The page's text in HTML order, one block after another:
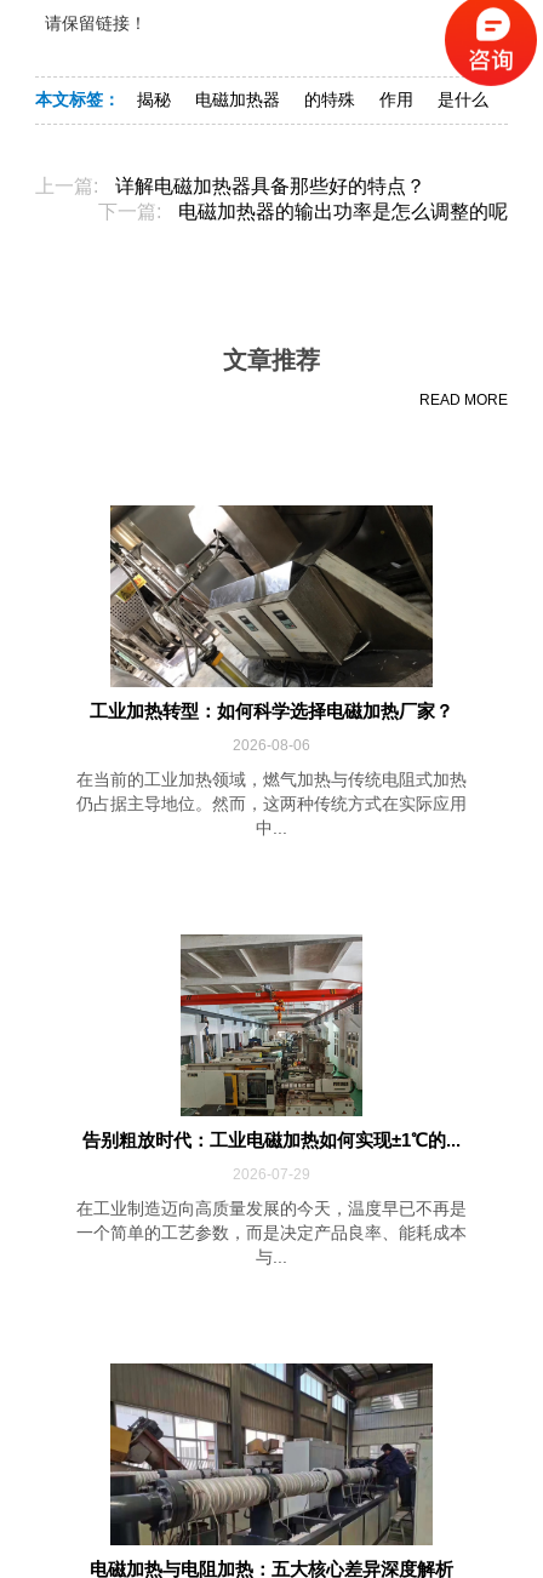
请保留链接！
本文标签： 揭秘 电磁加热器 的特殊 作用 是什么
上一篇:
详解电磁加热器具备那些好的特点？
下一篇:
电磁加热器的输出功率是怎么调整的呢
文章推荐
READ MORE
工业加热转型：如何科学选择电磁加热厂家？
2026-08-06
在当前的工业加热领域，燃气加热与传统电阻式加热
仍占据主导地位。然而，这两种传统方式在实际应用
中...
告别粗放时代：工业电磁加热如何实现±1℃的...
2026-07-29
在工业制造迈向高质量发展的今天，温度早已不再是
一个简单的工艺参数，而是决定产品良率、能耗成本
与...
电磁加热与电阻加热：五大核心差异深度解析